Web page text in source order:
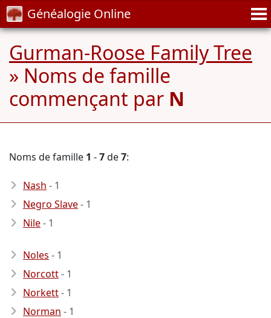
Généalogie Online
Gurman-Roose Family Tree
» Noms de famille
commençant par N
Noms de famille 1 -7de7:
Nash - 1
Negro Slave- 1
Nile- 1
Noles - 1
Norcott- 1
Norkett- 1
Norman - 1